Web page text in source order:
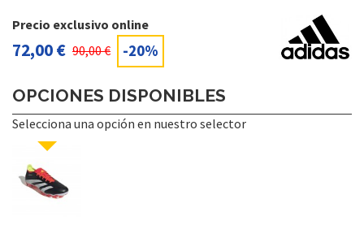
Precio exclusivo online
72,00 € 90,00 € -20%
OPCIONES DISPONIBLES
Selecciona una opción en nuestro selector